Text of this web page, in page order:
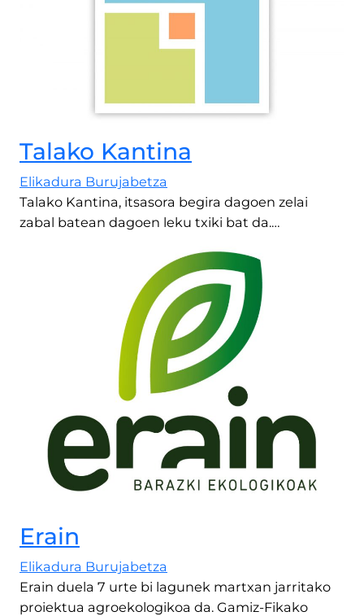
Talako Kantina
Elikadura Burujabetza
Talako Kantina, itsasora begira dagoen zelai
zabal batean dagoen leku txiki bat da.…
Erain
Elikadura Burujabetza
Erain duela 7 urte bi lagunek martxan jarritako
proiektua agroekologikoa da. Gamiz-Fikako